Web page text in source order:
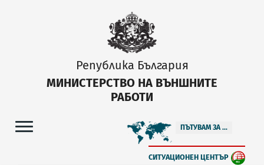
Република България
МИНИСТЕРСТВО НА ВЪНШНИТЕ
РАБОТИ
ПЪТУВАМ ЗА ...
СИТУАЦИОНЕН ЦЕНТЪР